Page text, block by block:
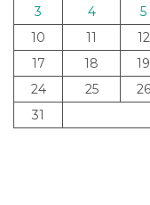
3
4 5
10
11 12
17
18 19
24
25 26
31